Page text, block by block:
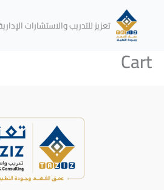
تعزيز للتدريب والاستشارات الإدارية
Cart